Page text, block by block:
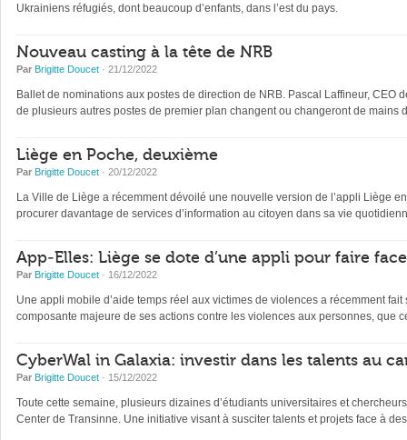
Ukrainiens réfugiés, dont beaucoup d’enfants, dans l’est du pays.
Nouveau casting à la tête de NRB
Par Brigitte Doucet · 21/12/2022
Ballet de nominations aux postes de direction de NRB. Pascal Laffineur,
de plusieurs autres postes de premier plan changent ou changeront de mains
Liège en Poche, deuxième
Par Brigitte Doucet · 20/12/2022
La Ville de Liège a récemment dévoilé une nouvelle version de l’appli Liège
procurer davantage de services d’information au citoyen dans sa vie
App-Elles: Liège se dote d’une appli pour faire
Par Brigitte Doucet · 16/12/2022
Une appli mobile d’aide temps réel aux victimes de violences a récemment
composante majeure de ses actions contre les violences aux personnes, que
CyberWal in Galaxia: investir dans les talents au
Par Brigitte Doucet · 15/12/2022
Toute cette semaine, plusieurs dizaines d’étudiants universitaires et
Center de Transinne. Une initiative visant à susciter talents et projets face à